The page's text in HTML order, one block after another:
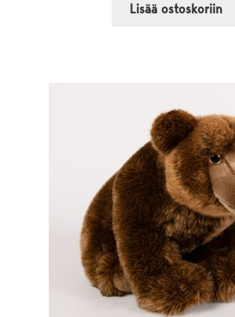
Lisää ostoskoriin